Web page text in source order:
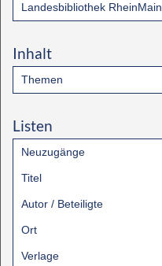
Landesbibliothek RheinMain
Inhalt
Themen
Listen
Neuzugänge
Titel
Autor / Beteiligte
Ort
Verlage